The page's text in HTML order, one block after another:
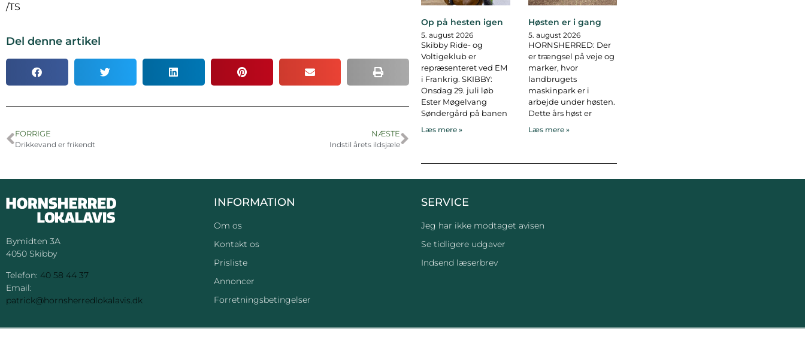
/TS
Del denne artikel
FORRIGE
Drikkevand er frikendt
NÆSTE
Indstil årets ildsjæle
Op på hesten igen
5. august 2026
Skibby Ride- og
Voltigeklub er
repræsenteret ved EM
i Frankrig. SKIBBY:
Onsdag 29. juli løb
Ester Møgelvang
Søndergård på banen
Læs mere »
Høsten er i gang
5. august 2026
HORNSHERRED: Der
er trængsel på veje og
marker, hvor
landbrugets
maskinpark er i
arbejde under høsten.
Dette års høst er
Læs mere »
Bymidten 3A
4050 Skibby
Telefon: 40 58 44 37
Email:
patrick@hornsherredlokalavis.dk
INFORMATION
Om os
Kontakt os
Prisliste
Annoncer
Forretningsbetingelser
SERVICE
Jeg har ikke modtaget avisen
Se tidligere udgaver
Indsend læserbrev